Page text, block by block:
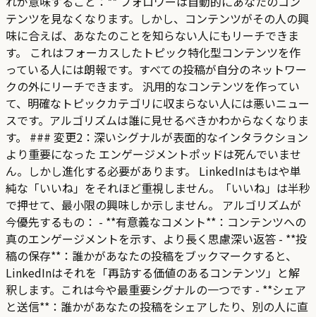
テンツを見なくなります。しかし、コンテンツがその人の興
味に合えば、あなたのことを知らない人にもリーチできま
す。 これはフォーカスしたトピック特化型コンテンツを作
っている人には朗報です。すべての投稿が自分のネットワー
クの外にリーチできます。 汎用的なコンテンツを作ってい
て、明確なトピックカテゴリに収まらない人には悪いニュー
スです。アルゴリズムは誰に見せるべきかわからなくなりま
す。 ### 変更2：深いシグナルが表面的なインタラクション
より重要になった エンゲージメントポッドは死んでいませ
ん。しかし進化する必要があります。 LinkedInはもはや単
純な「いいね」をそれほど重視しません。「いいね」は半秒
で押せて、最小限の興味しか示しません。 アルゴリズムが
今優先するもの： - **有意義なコメント**：コンテンツへの
真のエンゲージメントを示す、より長く思慮深い返答 - **投
稿の保存**：誰かがあなたの投稿をブックマークすると、
LinkedInはそれを「再訪する価値のあるコンテンツ」と解
釈します。これは今や最重要シグナルの一つです - **シェア
と送信**：誰かがあなたの投稿をシェアしたり、別の人に直